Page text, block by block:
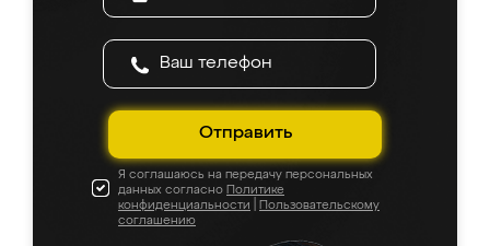
Отправить
Я соглашаюсь на передачу персональных
данных согласно Политике
конфиденциальности
Пользовательскому
соглашению